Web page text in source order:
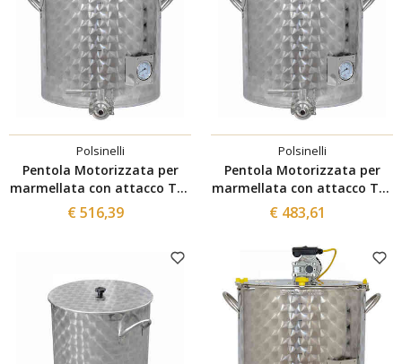
Polsinelli
Pentola Motorizzata per
marmellata con attacco Tri-
Clamp da 150 L
€ 516,39
Polsinelli
Pentola Motorizzata per
marmellata con attacco Tri-
Clamp da 100 L
€ 483,61